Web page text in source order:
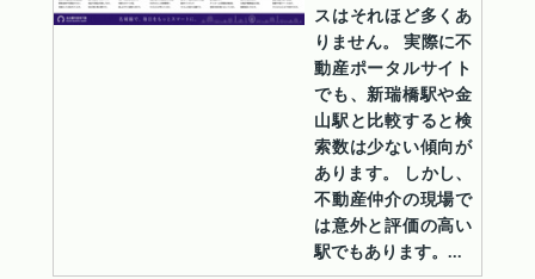
スはそれほど多くあ
りません。 実際に不
動産ポータルサイト
でも、新瑞橋駅や金
山駅と比較すると検
索数は少ない傾向が
あります。 しかし、
不動産仲介の現場で
は意外と評価の高い
駅でもあります。...